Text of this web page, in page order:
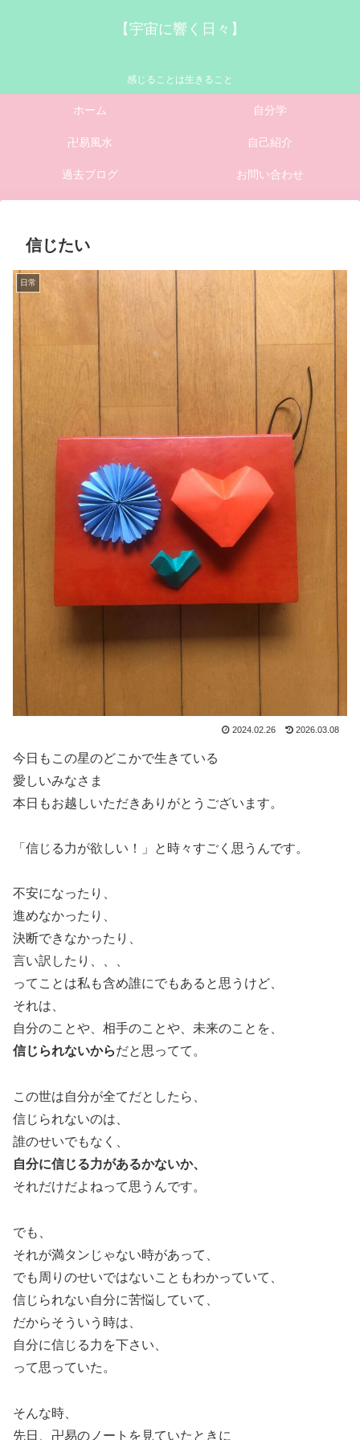
【宇宙に響く日々】
感じることは生きること
ホーム 自分学
卍易風水 自己紹介
過去ブログ お問い合わせ
信じたい
日常
2024.02.26 2026.03.08
今日もこの星のどこかで生きている
愛しいみなさま
本日もお越しいただきありがとうございます。
「信じる力が欲しい！」と時々すごく思うんです。
不安になったり、
進めなかったり、
決断できなかったり、
言い訳したり、、、
ってことは私も含め誰にでもあると思うけど、
それは、
自分のことや、相手のことや、未来のことを、
信じられないからだと思ってて。
この世は自分が全てだとしたら、
信じられないのは、
誰のせいでもなく、
自分に信じる力があるかないか、
それだけだよねって思うんです。
でも、
それが満タンじゃない時があって、
でも周りのせいではないこともわかっていて、
信じられない自分に苦悩していて、
だからそういう時は、
自分に信じる力を下さい、
って思っていた。
そんな時、
先日、卍易のノートを見ていたときに